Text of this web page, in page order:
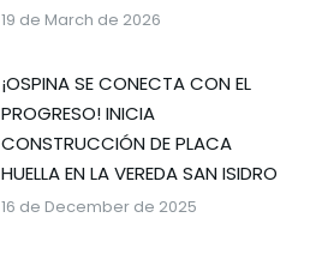
19 de March de 2026
¡OSPINA SE CONECTA CON EL
PROGRESO! INICIA
CONSTRUCCIÓN DE PLACA
HUELLA EN LA VEREDA SAN ISIDRO
16 de December de 2025